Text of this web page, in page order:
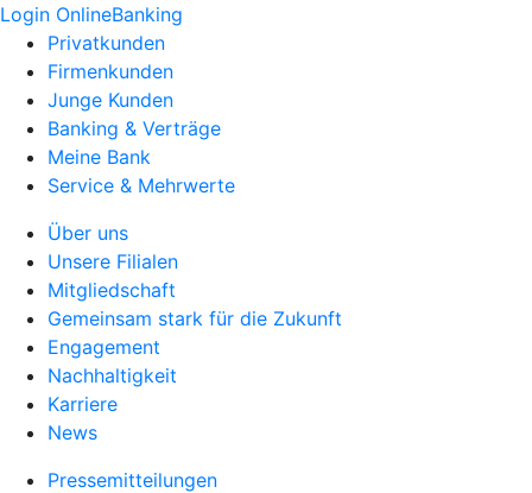
Login OnlineBanking
Privatkunden
Firmenkunden
Junge Kunden
Banking & Verträge
Meine Bank
Service & Mehrwerte
Über uns
Unsere Filialen
Mitgliedschaft
Gemeinsam stark für die Zukunft
Engagement
Nachhaltigkeit
Karriere
News
Pressemitteilungen